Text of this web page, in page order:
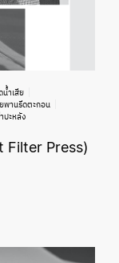
น้ำเสีย
พานรีดตะกอน
ปะหลัง
Filter Press)